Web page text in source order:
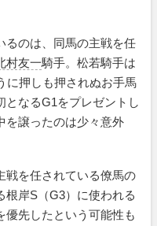
のは、同馬の主戦を任
村友一騎手。松若騎手は
に押しも押されぬお手馬
となるG1をプレゼントし
を譲ったのは少々意外
を任されている僚馬の
根岸S（G3）に使われる
優先したという可能性も